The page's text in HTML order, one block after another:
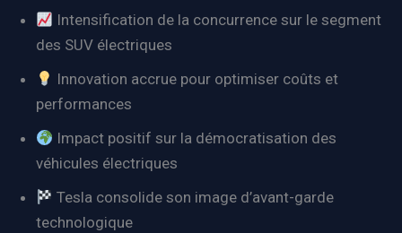
Intensification de la concurrence sur le segment
des SUV électriques
Innovation accrue pour optimiser coûts et
performances
Impact positif sur la démocratisation des
véhicules électriques
Tesla consolide son image d’avant-garde
technologique